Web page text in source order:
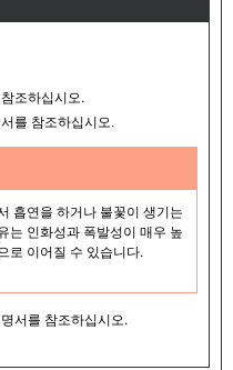
조하십시오.
를 참조하십시오.
흡연을 하거나 불꽃이 생기는
는 인화성과 폭발성이 매우 높
로 이어질 수 있습니다.
서를 참조하십시오.